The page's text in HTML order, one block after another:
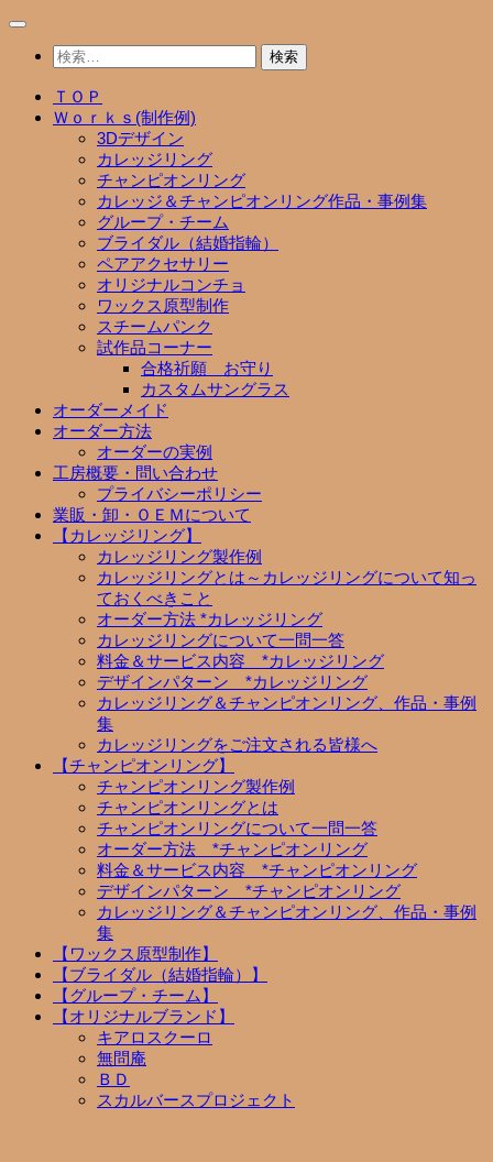
コ
検
索:
ＴＯＰ
Ｗｏｒｋｓ(制作例)
3Dデザイン
カレッジリング
チャンピオンリング
カレッジ＆チャンピオンリング作品・事例集
グループ・チーム
ブライダル（結婚指輪）
ペアアクセサリー
オリジナルコンチョ
ワックス原型制作
スチームパンク
試作品コーナー
合格祈願 お守り
カスタムサングラス
オーダーメイド
オーダー方法
オーダーの実例
工房概要・問い合わせ
プライバシーポリシー
業販・卸・ＯＥＭについて
【カレッジリング】
カレッジリング製作例
カレッジリングとは～カレッジリングについて知っ
ておくべきこと
オーダー方法 *カレッジリング
カレッジリングについて一問一答
料金＆サービス内容 *カレッジリング
デザインパターン *カレッジリング
カレッジリング＆チャンピオンリング、作品・事例
集
カレッジリングをご注文される皆様へ
【チャンピオンリング】
チャンピオンリング製作例
チャンピオンリングとは
チャンピオンリングについて一問一答
オーダー方法 *チャンピオンリング
料金＆サービス内容 *チャンピオンリング
デザインパターン *チャンピオンリング
カレッジリング＆チャンピオンリング、作品・事例
集
【ワックス原型制作】
【ブライダル（結婚指輪）】
【グループ・チーム】
【オリジナルブランド】
キアロスクーロ
無問庵
ＢＤ
スカルバースプロジェクト